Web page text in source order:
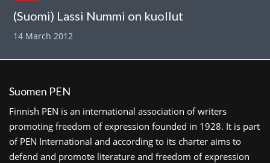
(Suomi) Lassi Nummi on kuollut
14 March 2012
Suomen PEN
Finnish PEN is an international association of writers
promoting freedom of expression founded in 1928. It is part
of PEN International and according to its charter aims to
defend and promote literature and freedom of expression